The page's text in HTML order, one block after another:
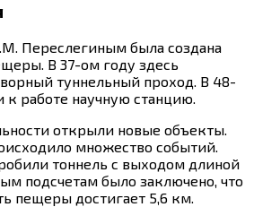
Переслегиным была создана
В 37-ом году здесь
туннельный проход. В 48-
работе научную станцию.
открыли новые объекты.
множество событий.
тоннель с выходом длиной
подсчетам было заключено, что
пещеры достигает 5,6 км.